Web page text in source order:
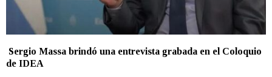
Sergio Massa brindó una entrevista grabada en el Coloquio
de IDEA